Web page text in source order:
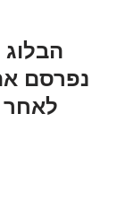
נפרסם
לאחר